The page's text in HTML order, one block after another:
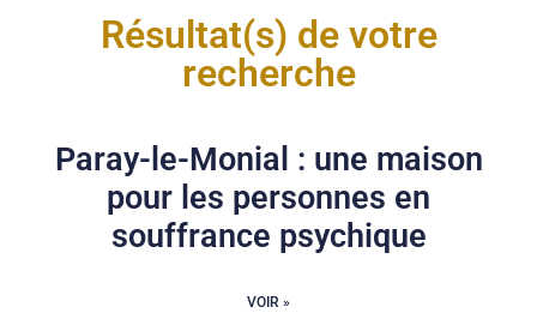
Résultat(s) de votre
recherche
Paray-le-Monial : une maison
pour les personnes en
souffrance psychique
VOIR »